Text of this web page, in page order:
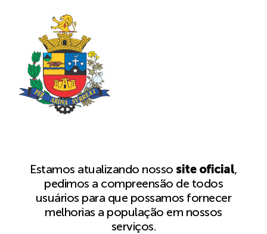
Estamos atualizando nossosite oficial,
pedimos a compreensão de todos
usuários para que possamos fornecer
melhorias a população em nossos
serviços.